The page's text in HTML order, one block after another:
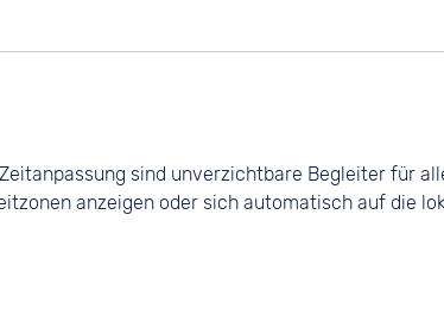
sind unverzichtbare Begleiter für
anzeigen oder sich automatisch auf die